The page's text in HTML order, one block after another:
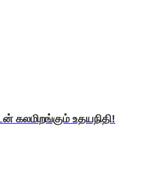
கலமிறங்கும் உதயநிதி!